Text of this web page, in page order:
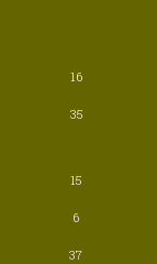
16
35
15
6
37